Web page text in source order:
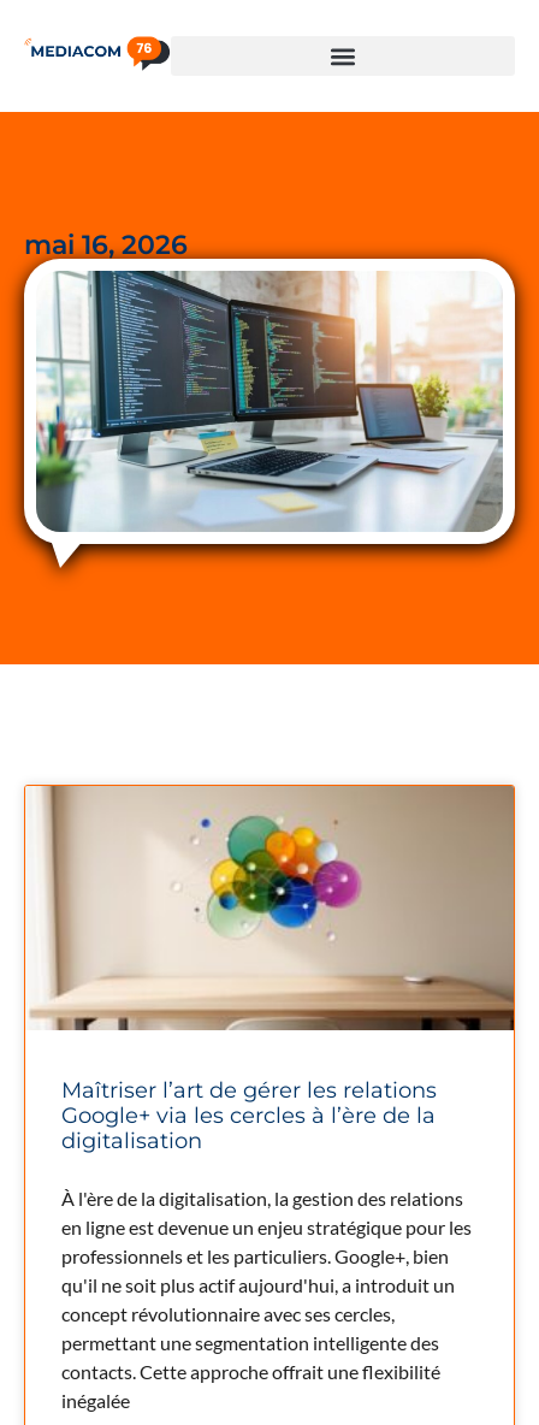
mai 16, 2026
Maîtriser l’art de gérer les relations
Google+ via les cercles à l’ère de la
digitalisation
À l'ère de la digitalisation, la gestion des relations
en ligne est devenue un enjeu stratégique pour les
professionnels et les particuliers. Google+, bien
qu'il ne soit plus actif aujourd'hui, a introduit un
concept révolutionnaire avec ses cercles,
permettant une segmentation intelligente des
contacts. Cette approche offrait une flexibilité
inégalée